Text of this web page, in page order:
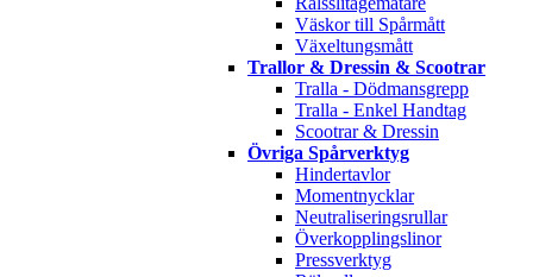
Väskor till Spårmått
Växeltungsmått
Trallor & Dressin & Scootrar
Tralla - Dödmansgrepp
Tralla - Enkel Handtag
Scootrar & Dressin
Övriga Spårverktyg
Hindertavlor
Momentnycklar
Neutraliseringsrullar
Överkopplingslinor
Pressverktyg